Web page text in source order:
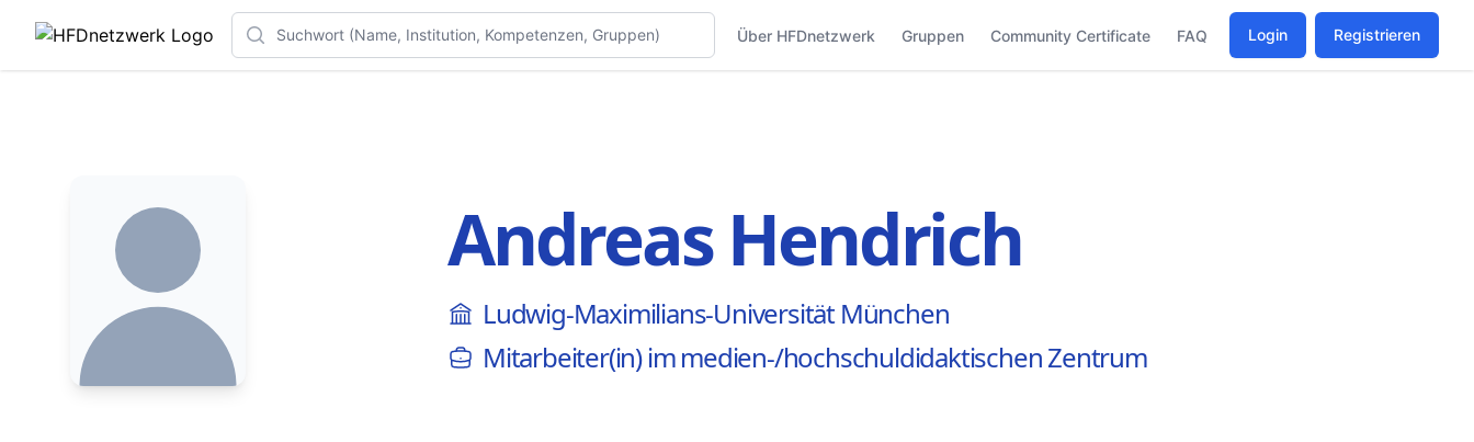
Search
Über HFDnetzwerk Gruppen Community Certificate FAQ Login Registrieren
Andreas Hendrich
Ludwig-Maximilians-Universität München
Mitarbeiter(in) im medien-/hochschuldidaktischen Zentrum